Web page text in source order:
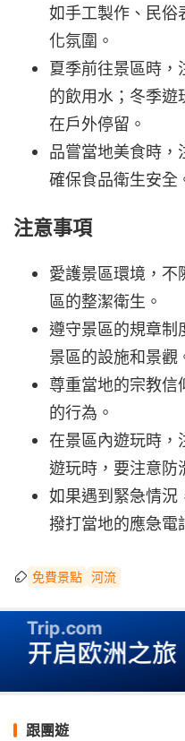
如手工製作、民俗
化氛圍。
夏季前往景區時，
的飲用水；冬季遊
在戶外停留。
品嘗當地美食時，
確保食品衛生安全
注意事項
愛護景區環境，不
區的整潔衛生。
遵守景區的規章制
景區的設施和景觀
尊重當地的宗教信
的行為。
在景區內遊玩時，
遊玩時，要注意防
如果遇到緊急情況
撥打當地的應急電
免費景點 河流
跟團遊